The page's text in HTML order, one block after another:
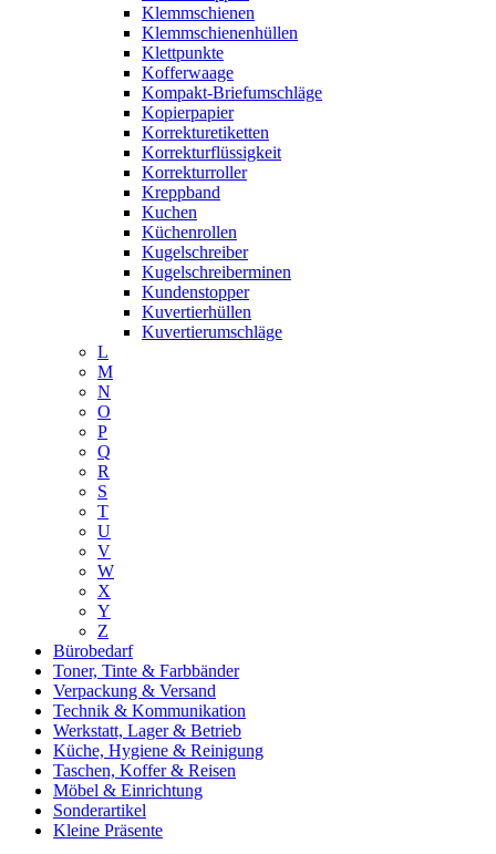
Klemmschienen
Klemmschienenhüllen
Klettpunkte
Kofferwaage
Kompakt-Briefumschläge
Kopierpapier
Korrekturetiketten
Korrekturflüssigkeit
Korrekturroller
Kreppband
Kuchen
Küchenrollen
Kugelschreiber
Kugelschreiberminen
Kundenstopper
Kuvertierhüllen
Kuvertierumschläge
L
M
N
O
P
Q
R
S
T
U
V
W
X
Y
Z
Bürobedarf
Toner, Tinte & Farbbänder
Verpackung & Versand
Technik & Kommunikation
Werkstatt, Lager & Betrieb
Küche, Hygiene & Reinigung
Taschen, Koffer & Reisen
Möbel & Einrichtung
Sonderartikel
Kleine Präsente